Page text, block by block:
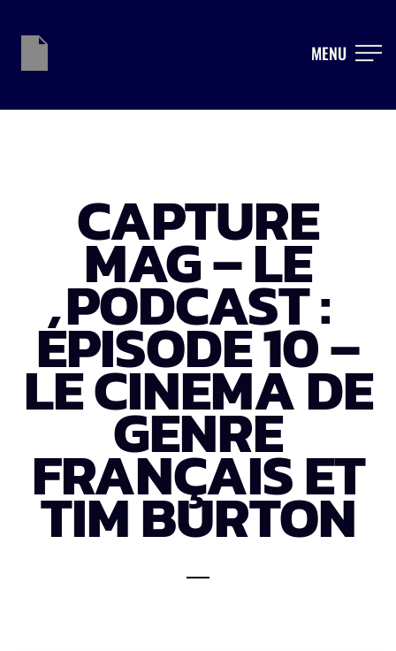
MENU
CAPTURE
MAG – LE
PODCAST :
ÉPISODE 10 –
LE CINEMA DE
GENRE
FRANÇAIS ET
TIM BURTON